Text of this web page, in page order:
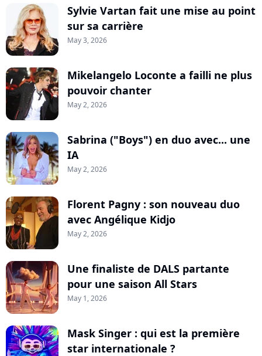
Sylvie Vartan fait une mise au point
sur sa carrière
May 3, 2026
Mikelangelo Loconte a failli ne plus
pouvoir chanter
May 2, 2026
Sabrina ("Boys") en duo avec... une
IA
May 2, 2026
Florent Pagny : son nouveau duo
avec Angélique Kidjo
May 2, 2026
Une finaliste de DALS partante
pour une saison All Stars
May 1, 2026
Mask Singer : qui est la première
star internationale ?